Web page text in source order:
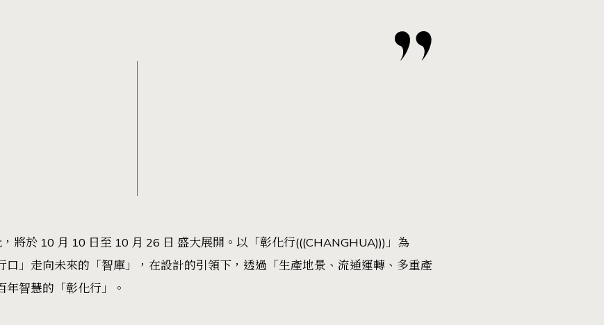
將於 10 月 10 日至 10 月 26 日 盛大展開。以「彰化行(((CHANGHUA)))」為
口」走向未來的「智庫」，在設計的引領下，透過「生產地景、流通運轉、多重產
智慧的「彰化行」。